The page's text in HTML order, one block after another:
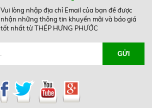
Vui lòng nhập địa chỉ Email của bạn đề được
nhận những thông tin khuyến mãi và báo giá
tốt nhất từ THÉP HƯNG PHƯỚC
GỬI